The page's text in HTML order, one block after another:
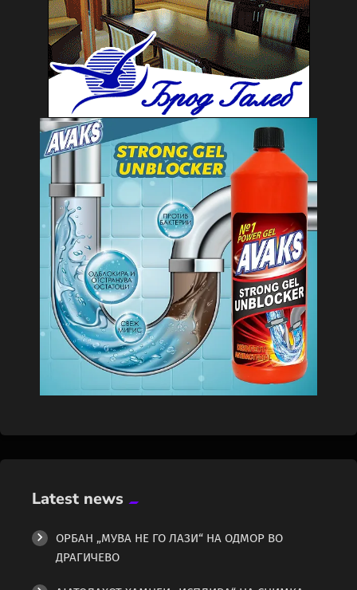
Latest news
ОРБАН „МУВА НЕ ГО ЛАЗИ“ НА ОДМОР ВО
ДРАГИЧЕВО